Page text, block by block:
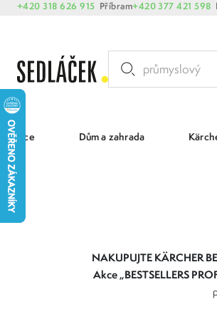
+420 318 626 915 Příbram+420 377 421 598
Akce Dům a zahrada
NAKUPUJTE KÄRCHER
Akce „BESTSELLERS